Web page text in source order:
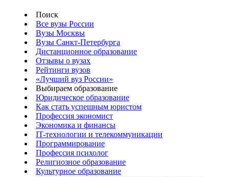
Поиск
Все вузы России
Вузы Москвы
Вузы Санкт-Петербурга
Дистанционное образование
Отзывы о вузах
Рейтинги вузов
«Лучший вуз России»
Выбираем образование
Юридическое образование
Как стать успешным юристом
Профессия экономист
Экономика и финансы
IT-технологии и телекоммуникации
Программирование
Профессия психолог
Религиозное образование
Культурное образование